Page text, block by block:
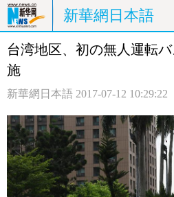
新華網日本語
ホームページ 政治
観光 評論
中日対訳
台湾地区、初の無人運転
施
新華網日本語 2017-07-12 10:29:22